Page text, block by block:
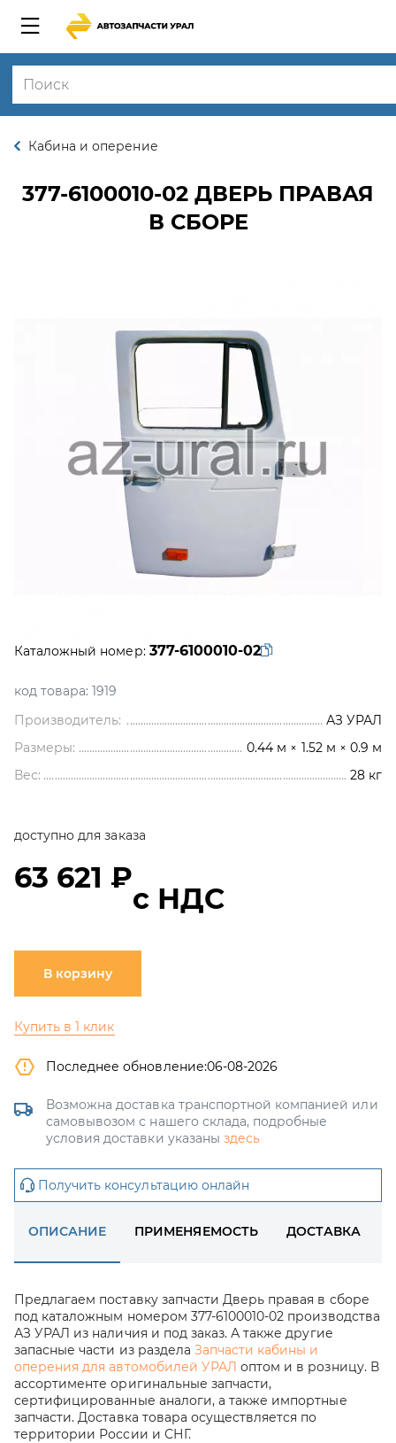
Кабина и оперение
377-6100010-02 ДВЕРЬ ПРАВАЯ
В СБОРЕ
Каталожный номер: 377-6100010-02
код товара: 1919
Производитель:
АЗ УРАЛ
Размеры:
0.44 м × 1.52 м × 0.9 м
Вес:
28 кг
доступно для заказа
63 621 ₽
с НДС
В корзину
Купить в 1 клик
Последнее обновление:06-08-2026
Возможна доставка транспортной компанией или
самовывозом с нашего склада, подробные
условия доставки указаны здесь
Получить консультацию онлайн
ОПИСАНИЕ ПРИМЕНЯЕМОСТЬ ДОСТАВКА
Предлагаем поставку запчасти Дверь правая в сборе
под каталожным номером 377-6100010-02 производства
АЗ УРАЛ из наличия и под заказ. А также другие
запасные части из раздела Запчасти кабины и
оперения для автомобилей УРАЛ оптом и в розницу. В
ассортименте оригинальные запчасти,
сертифицированные аналоги, а также импортные
запчасти. Доставка товара осуществляется по
территории России и СНГ.